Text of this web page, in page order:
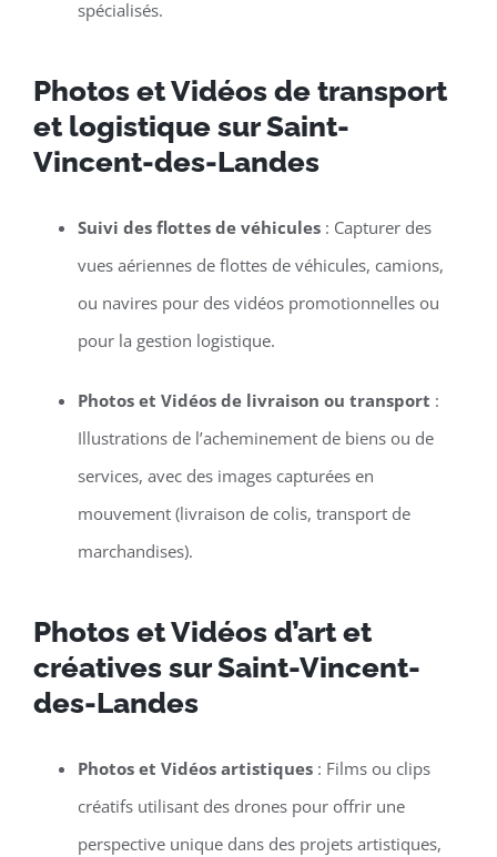
spécialisés.
Photos et Vidéos de transport
et logistique sur Saint-
Vincent-des-Landes
Suivi des flottes de véhicules: Capturer des
vues aériennes de flottes de véhicules, camions,
ou navires pour des vidéos promotionnelles ou
pour la gestion logistique.
Photos et Vidéos de livraison ou transport :
Illustrations de l’acheminement de biens ou de
services, avec des images capturées en
mouvement (livraison de colis, transport de
marchandises).
Photos et Vidéos d’art et
créatives sur Saint-Vincent-
des-Landes
Photos et Vidéos artistiques: Films ou clips
créatifs utilisant des drones pour offrir une
perspective unique dans des projets artistiques,